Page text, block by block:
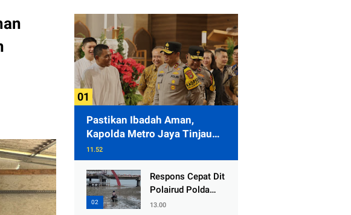
Pastikan Ibadah Aman,
Kapolda Metro Jaya Tinjau
Pengamanan Gereja di Kelapa
Gading
11.52
Respons Cepat Dit
Polairud Polda
Jatim Selamatkan
13.00